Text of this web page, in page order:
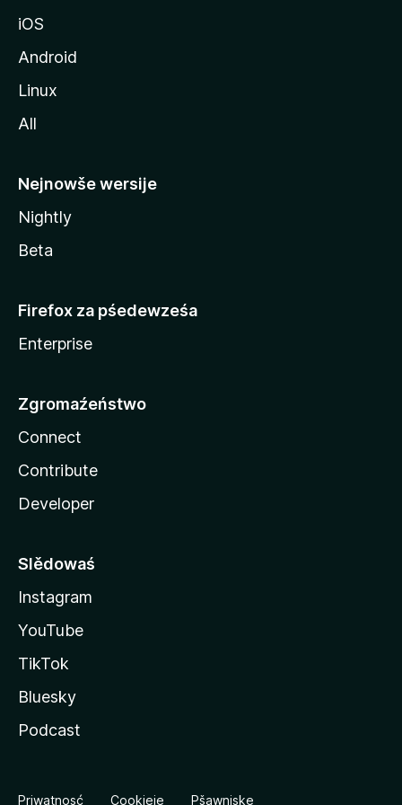
iOS
Android
Linux
All
Nejnowše wersije
Nightly
Beta
Firefox za pśedewześa
Enterprise
Zgromaźeństwo
Connect
Contribute
Developer
Slědowaś
Instagram
YouTube
TikTok
Bluesky
Podcast
Priwatnosć Cookieje Pšawniske